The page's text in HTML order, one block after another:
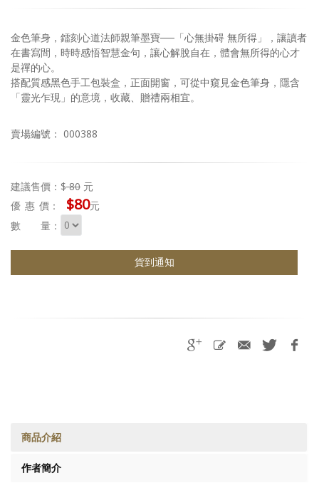
金色筆身，鐳刻心道法師親筆墨寶──「心無掛碍 無所得」，讓讀者
在書寫間，時時感悟智慧金句，讓心解脫自在，體會無所得的心才
是禪的心。
搭配質感黑色手工包裝盒，正面開窗，可從中窺見金色筆身，隱含
「靈光乍現」的意境，收藏、贈禮兩相宜。
賣場編號： 000388
建議售價：$80 元
優惠 價： $80元
數 量：
貨到通知
商品介紹
作者簡介